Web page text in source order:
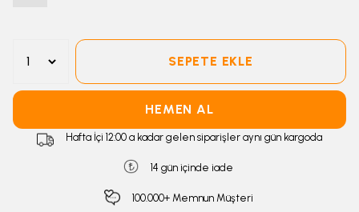
SEPETE EKLE
HEMEN AL
Hafta İçi 12:00 a kadar gelen siparişler aynı gün kargoda
14 gün içinde iade
100.000+ Memnun Müşteri